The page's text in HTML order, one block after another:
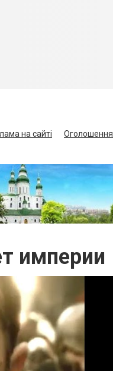
на сайті
Оголошення
империи